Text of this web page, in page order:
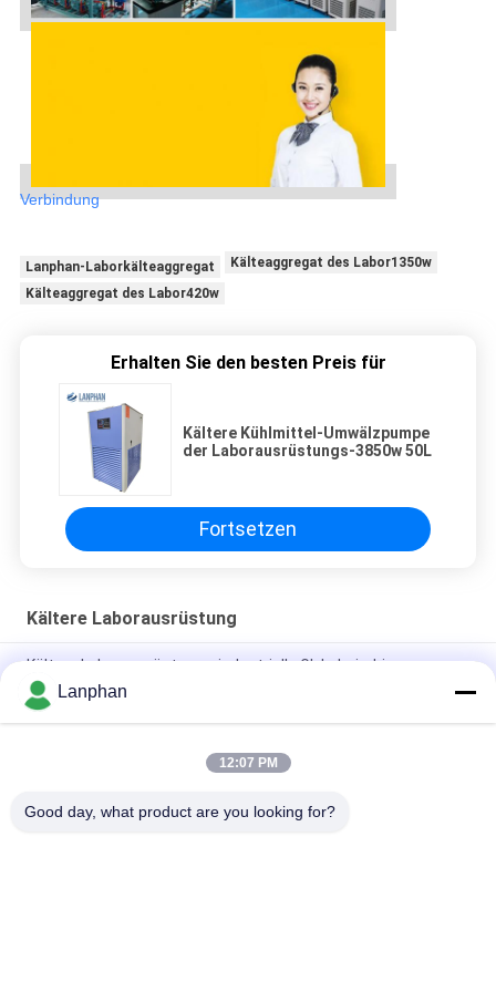
Verbindung
Lanphan-Laborkälteaggregat
Kälteaggregat des Labor1350w
Kälteaggregat des Labor420w
Erhalten Sie den besten Preis für
Kältere Kühlmittel-Umwälzpumpe
der Laborausrüstungs-3850w 50L
Fortsetzen
Kältere Laborausrüstung
Kältere Laborausrüstungs-industrielle Glykol-niedrige
Temperatur-verteilende Kühlmittel-Pumpe 200L
Kältere Laborausrüstungs-Luft Cooled verteilender Kühler
Lanphan
12:07 PM
Good day, what product are you looking for?